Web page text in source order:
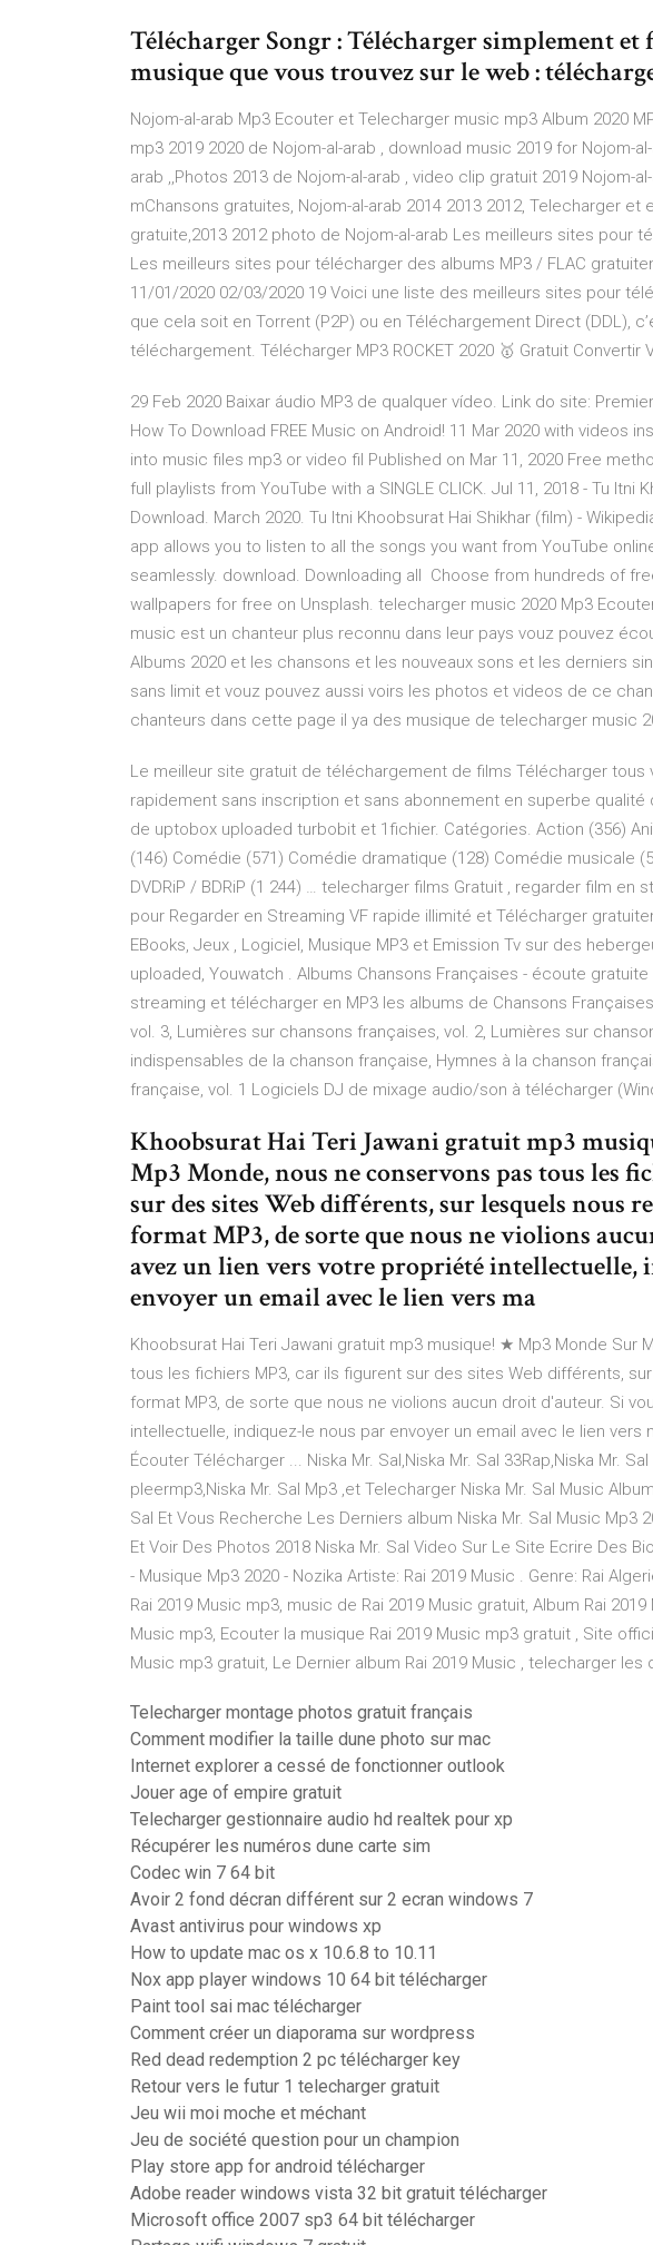
Télécharger Songr : Télécharger simplement
musique que vous trouvez sur le web :
Nojom-al-arab Mp3 Ecouter et Telecharger music mp3 Album 2020
mp3 2019 2020 de Nojom-al-arab , download music 2019 for Nojom-
arab ,,Photos 2013 de Nojom-al-arab , video clip gratuit 2019 Nojom-
mChansons gratuites, Nojom-al-arab 2014 2013 2012, Telecharger et
gratuite,2013 2012 photo de Nojom-al-arab Les meilleurs sites pour
Les meilleurs sites pour télécharger des albums MP3 / FLAC
11/01/2020 02/03/2020 19 Voici une liste des meilleurs sites pour
que cela soit en Torrent (P2P) ou en Téléchargement Direct (DDL),
téléchargement. Télécharger MP3 ROCKET 2020 🥇 Gratuit Convertir
29 Feb 2020 Baixar áudio MP3 de qualquer vídeo. Link do site:
How To Download FREE Music on Android! 11 Mar 2020 with videos
into music files mp3 or video fil Published on Mar 11, 2020 Free
full playlists from YouTube with a SINGLE CLICK. Jul 11, 2018 - Tu Itni
Download. March 2020. Tu Itni Khoobsurat Hai Shikhar (film) -
app allows you to listen to all the songs you want from YouTube
seamlessly. download. Downloading all Choose from hundreds of
wallpapers for free on Unsplash. telecharger music 2020 Mp3
music est un chanteur plus reconnu dans leur pays vouz pouvez
Albums 2020 et les chansons et les nouveaux sons et les derniers
sans limit et vouz pouvez aussi voirs les photos et videos de ce
chanteurs dans cette page il ya des musique de telecharger music
Le meilleur site gratuit de téléchargement de films Télécharger
rapidement sans inscription et sans abonnement en superbe qualité
de uptobox uploaded turbobit et 1fichier. Catégories. Action (356)
(146) Comédie (571) Comédie dramatique (128) Comédie musicale
DVDRiP / BDRiP (1 244) … telecharger films Gratuit , regarder film en
pour Regarder en Streaming VF rapide illimité et Télécharger
EBooks, Jeux , Logiciel, Musique MP3 et Emission Tv sur des
uploaded, Youwatch . Albums Chansons Françaises - écoute
streaming et télécharger en MP3 les albums de Chansons
vol. 3, Lumières sur chansons françaises, vol. 2, Lumières sur
indispensables de la chanson française, Hymnes à la chanson
française, vol. 1 Logiciels DJ de mixage audio/son à télécharger
Khoobsurat Hai Teri Jawani gratuit mp3
Mp3 Monde, nous ne conservons pas tous les
sur des sites Web différents, sur lesquels nous
format MP3, de sorte que nous ne violions
avez un lien vers votre propriété intellectuelle,
envoyer un email avec le lien vers ma
Khoobsurat Hai Teri Jawani gratuit mp3 musique! ★ Mp3 Monde Sur
tous les fichiers MP3, car ils figurent sur des sites Web différents,
format MP3, de sorte que nous ne violions aucun droit d'auteur. Si
intellectuelle, indiquez-le nous par envoyer un email avec le lien vers
Écouter Télécharger ... Niska Mr. Sal,Niska Mr. Sal 33Rap,Niska Mr.
pleermp3,Niska Mr. Sal Mp3 ,et Telecharger Niska Mr. Sal Music
Sal Et Vous Recherche Les Derniers album Niska Mr. Sal Music Mp3
Et Voir Des Photos 2018 Niska Mr. Sal Video Sur Le Site Ecrire Des
- Musique Mp3 2020 - Nozika Artiste: Rai 2019 Music . Genre: Rai
Rai 2019 Music mp3, music de Rai 2019 Music gratuit, Album Rai
Music mp3, Ecouter la musique Rai 2019 Music mp3 gratuit , Site
Music mp3 gratuit, Le Dernier album Rai 2019 Music , telecharger les
Telecharger montage photos gratuit français
Comment modifier la taille dune photo sur mac
Internet explorer a cessé de fonctionner outlook
Jouer age of empire gratuit
Telecharger gestionnaire audio hd realtek pour xp
Récupérer les numéros dune carte sim
Codec win 7 64 bit
Avoir 2 fond décran différent sur 2 ecran windows 7
Avast antivirus pour windows xp
How to update mac os x 10.6.8 to 10.11
Nox app player windows 10 64 bit télécharger
Paint tool sai mac télécharger
Comment créer un diaporama sur wordpress
Red dead redemption 2 pc télécharger key
Retour vers le futur 1 telecharger gratuit
Jeu wii moi moche et méchant
Jeu de société question pour un champion
Play store app for android télécharger
Adobe reader windows vista 32 bit gratuit télécharger
Microsoft office 2007 sp3 64 bit télécharger